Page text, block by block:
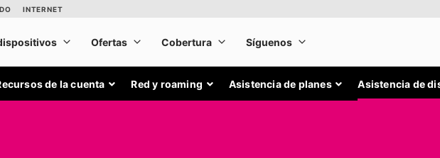
de la cuenta Red y roaming Asistencia de planes Asistencia de